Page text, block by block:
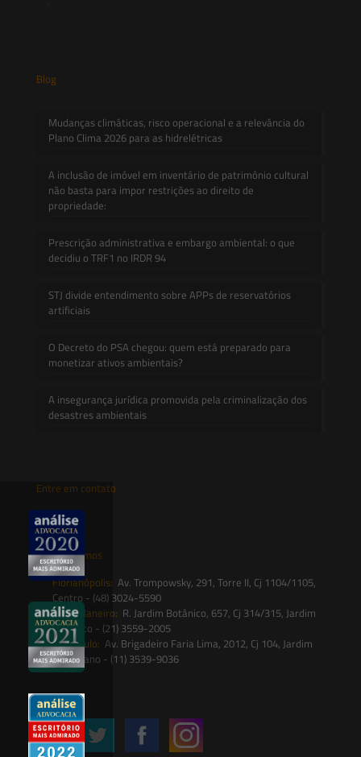
Blog
Mudanças climáticas, risco operacional e a relevância do
Plano Clima 2026 para as hidrelétricas
A inclusão de imóvel em inventário de patrimônio cultural
não basta para impor restrições ao direito de
propriedade:
Prescrição administrativa e embargo ambiental: o que
decidiu o TRF1 no IRDR 94
STJ divide entendimento sobre APPs de reservatórios
artificiais
O Decreto do PSA chegou: quem está preparado para
monetizar ativos ambientais?
A insegurança jurídica promovida pela criminalização dos
desastres ambientais
Entre em contato
contato@saesadvogados.com.br
Onde estamos
Florianópolis: Av. Trompowsky, 291, Torre II, Cj 1104/1105,
Centro - (48) 3024-5590
Rio de Janeiro: R. Jardim Botânico, 657, Cj 314/315, Jardim
Botânico - (21) 3559-2005
São Paulo: Av. Brigadeiro Faria Lima, 2012, Cj 104, Jardim
Paulistano - (11) 3539-9036
Siga-nos